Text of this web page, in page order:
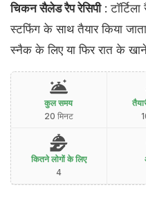
चिकन सैलेड रैप रेसिपी:
स्टफिंग के साथ तैयार किया
स्नैक के लिए या फिर रात के
कुल समय
20 मिनट
कितने लोगों के लिए
4